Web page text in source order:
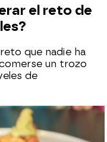
el reto de
que nadie ha
un trozo
de